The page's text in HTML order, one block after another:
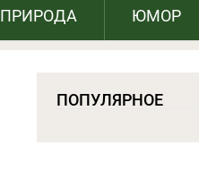
ПРИРОДА ЮМОР
ПОПУЛЯРНОЕ